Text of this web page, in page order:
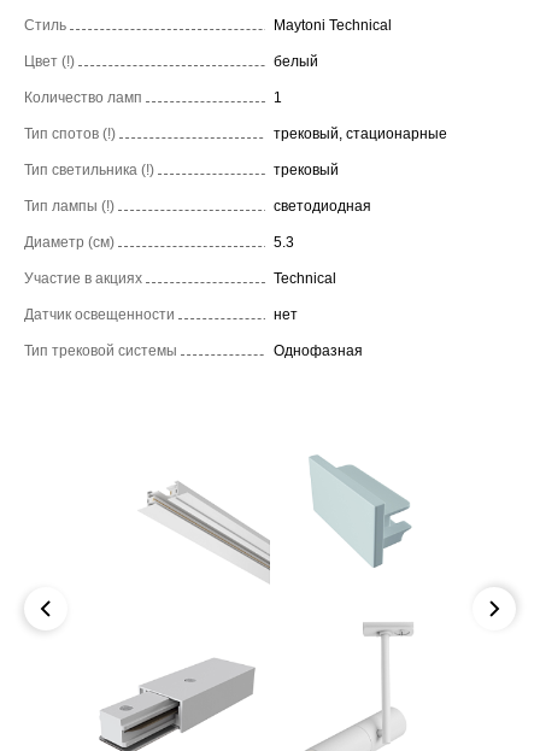
Стиль Maytoni Technical
Цвет (!) белый
Количество ламп 1
Тип спотов (!) трековый, стационарные
Тип светильника (!) трековый
Тип лампы (!) светодиодная
Диаметр (см) 5.3
Участие в акциях Technical
Датчик освещенности нет
Тип трековой системы Однофазная